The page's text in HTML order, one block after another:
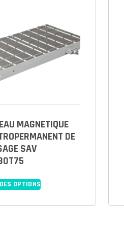
MAGNETIQUE
DE
SAV
OPTIONS